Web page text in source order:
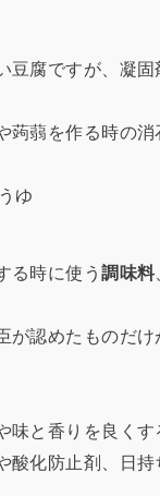
腐ですが、凝固
蒻を作る時の
る時に使う調味料
認めたものだ
と香りを良く
化防止剤、日持